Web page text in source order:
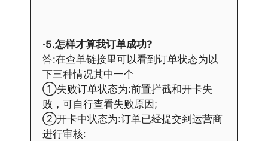
·5.怎样才算我订单成功?
答:在查单链接里可以看到订单状态为以
下三种情况其中一个
①失败订单状态为:前置拦截和开卡失
败，可自行查看失败原因;
②开卡中状态为:订单已经提交到运营商
进行审核: